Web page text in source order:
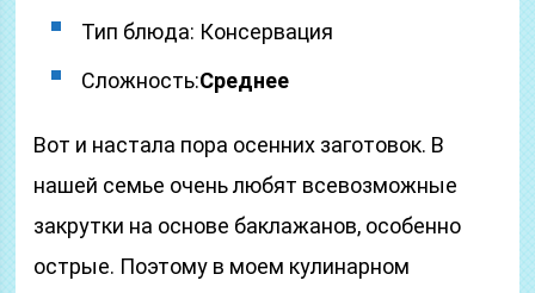
Тип блюда: Консервация
Сложность:Среднее
Вот и настала пора осенних заготовок. В
нашей семье очень любят всевозможные
закрутки на основе баклажанов, особенно
острые. Поэтому в моем кулинарном